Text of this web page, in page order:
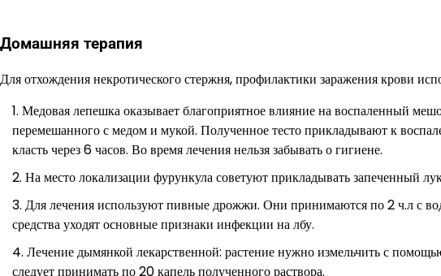
Домашняя терапия
Для отхождения некротического стержня, профилактики заражения крови
Медовая лепешка оказывает благоприятное влияние на воспаленный
перемешанного с медом и мукой. Полученное тесто прикладывают к
класть через 6 часов. Во время лечения нельзя забывать о гигиене.
На место локализации фурункула советуют прикладывать запеченный
Для лечения используют пивные дрожжи. Они принимаются по 2 ч.л с
средства уходят основные признаки инфекции на лбу.
Лечение дымянкой лекарственной: растение нужно измельчить с
следует принимать по 20 капель полученного раствора.